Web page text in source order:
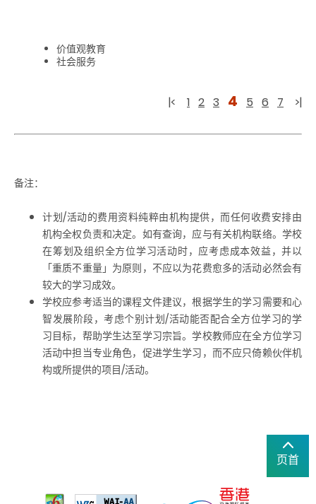
价值观教育
社会服务
|< 1 2 3 4 5 6 7 >|
备注：
计划∕活动的费用资料纯粹由机构提供，而任何收费安排由
机构全权负责和决定。如有查询，应与有关机构联络。学校
在筹划及组织全方位学习活动时，应考虑成本效益，并以
「重质不重量」为原则，不应以为花费愈多的活动必然会有
较大的学习成效。
学校应参考适当的课程文件建议，根据学生的学习需要和心
智发展阶段，考虑个别计划∕活动能否配合全方位学习的学
习目标，帮助学生达至学习宗旨。学校教师应在全方位学习
活动中担当专业角色，促进学生学习，而不应只倚赖伙伴机
构或所提供的项目∕活动。
页首